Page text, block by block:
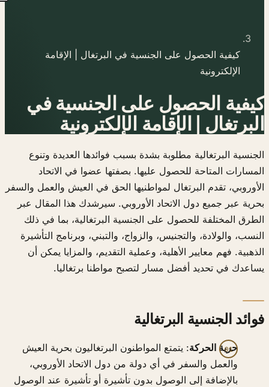
كيفية الحصول على الجنسية في البرتغال | الإقامة
الإلكترونية
كيفية الحصول على الجنسية في
البرتغال | الإقامة الإلكترونية
الجنسية البرتغالية مطلوبة بشدة بسبب فوائدها العديدة وتنوع
المسارات المتاحة للحصول عليها. بصفتها عضوا في الاتحاد
الأوروبي، تقدم البرتغال لمواطنيها الحق في العيش والعمل والسفر
بحرية عبر جميع دول الاتحاد الأوروبي. سيرشدك هذا المقال عبر
الطرق المختلفة للحصول على الجنسية البرتغالية، بما في ذلك
النسب، والولادة، والتجنيس، والزواج، والتبني، وبرنامج التأشيرة
الذهبية. فهم معايير الأهلية، وعملية التقديم، والمزايا يمكن أن
يساعدك في تحديد أفضل مسار لتصبح مواطنا برتغاليا.
فوائد الجنسية البرتغالية
حرية الحركة: يتمتع المواطنون البرتغاليون بحرية العيش
والعمل والسفر في أي دولة من دول الاتحاد الأوروبي،
بالإضافة إلى الوصول بدون تأشيرة أو تأشيرة عند الوصول